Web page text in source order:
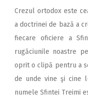
2022
2021
2020
2019
Crezul ortodox este
a doctrinei de bază a
fiecare oficiere a
rugăciunile noastre
oprit o clipă pentru a
de unde vine şi cine
numele Sfintei Treimi